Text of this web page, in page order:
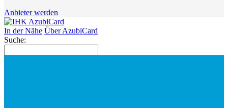
Anbieter werden
In der Nähe Über AzubiCard
Suche: